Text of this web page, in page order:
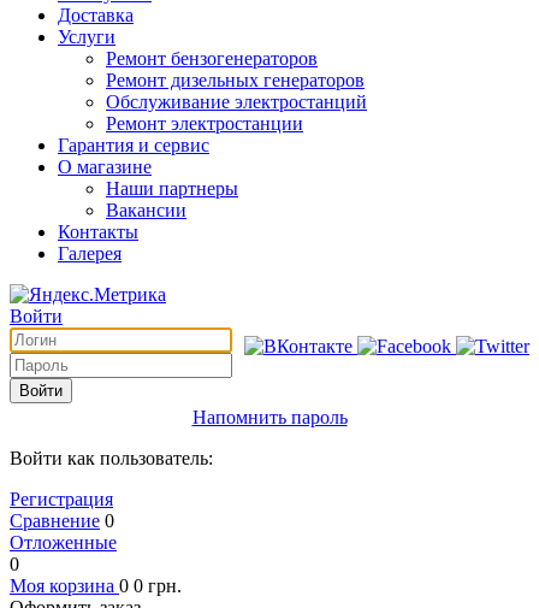
Доставка
Услуги
Ремонт бензогенераторов
Ремонт дизельных генераторов
Обслуживание электростанций
Ремонт электростанции
Гарантия и сервис
О магазине
Наши партнеры
Вакансии
Контакты
Галерея
Войти
Войти
Напомнить пароль
Войти как пользователь:
Регистрация
Сравнение 0
Отложенные
0
Моя корзина 0 0 грн.